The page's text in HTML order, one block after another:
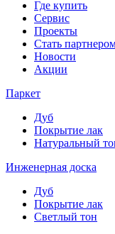
Где купить
Сервис
Проекты
Стать
Новости
Акции
Паркет
Дуб
Покрытие лак
Натуральный
Инженерная доска
Дуб
Покрытие лак
Светлый тон